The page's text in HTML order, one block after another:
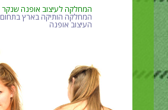
המחלקה לעיצוב אופנה שנקר
המחלקה הותיקה בארץ בתחום
העיצוב אופנה